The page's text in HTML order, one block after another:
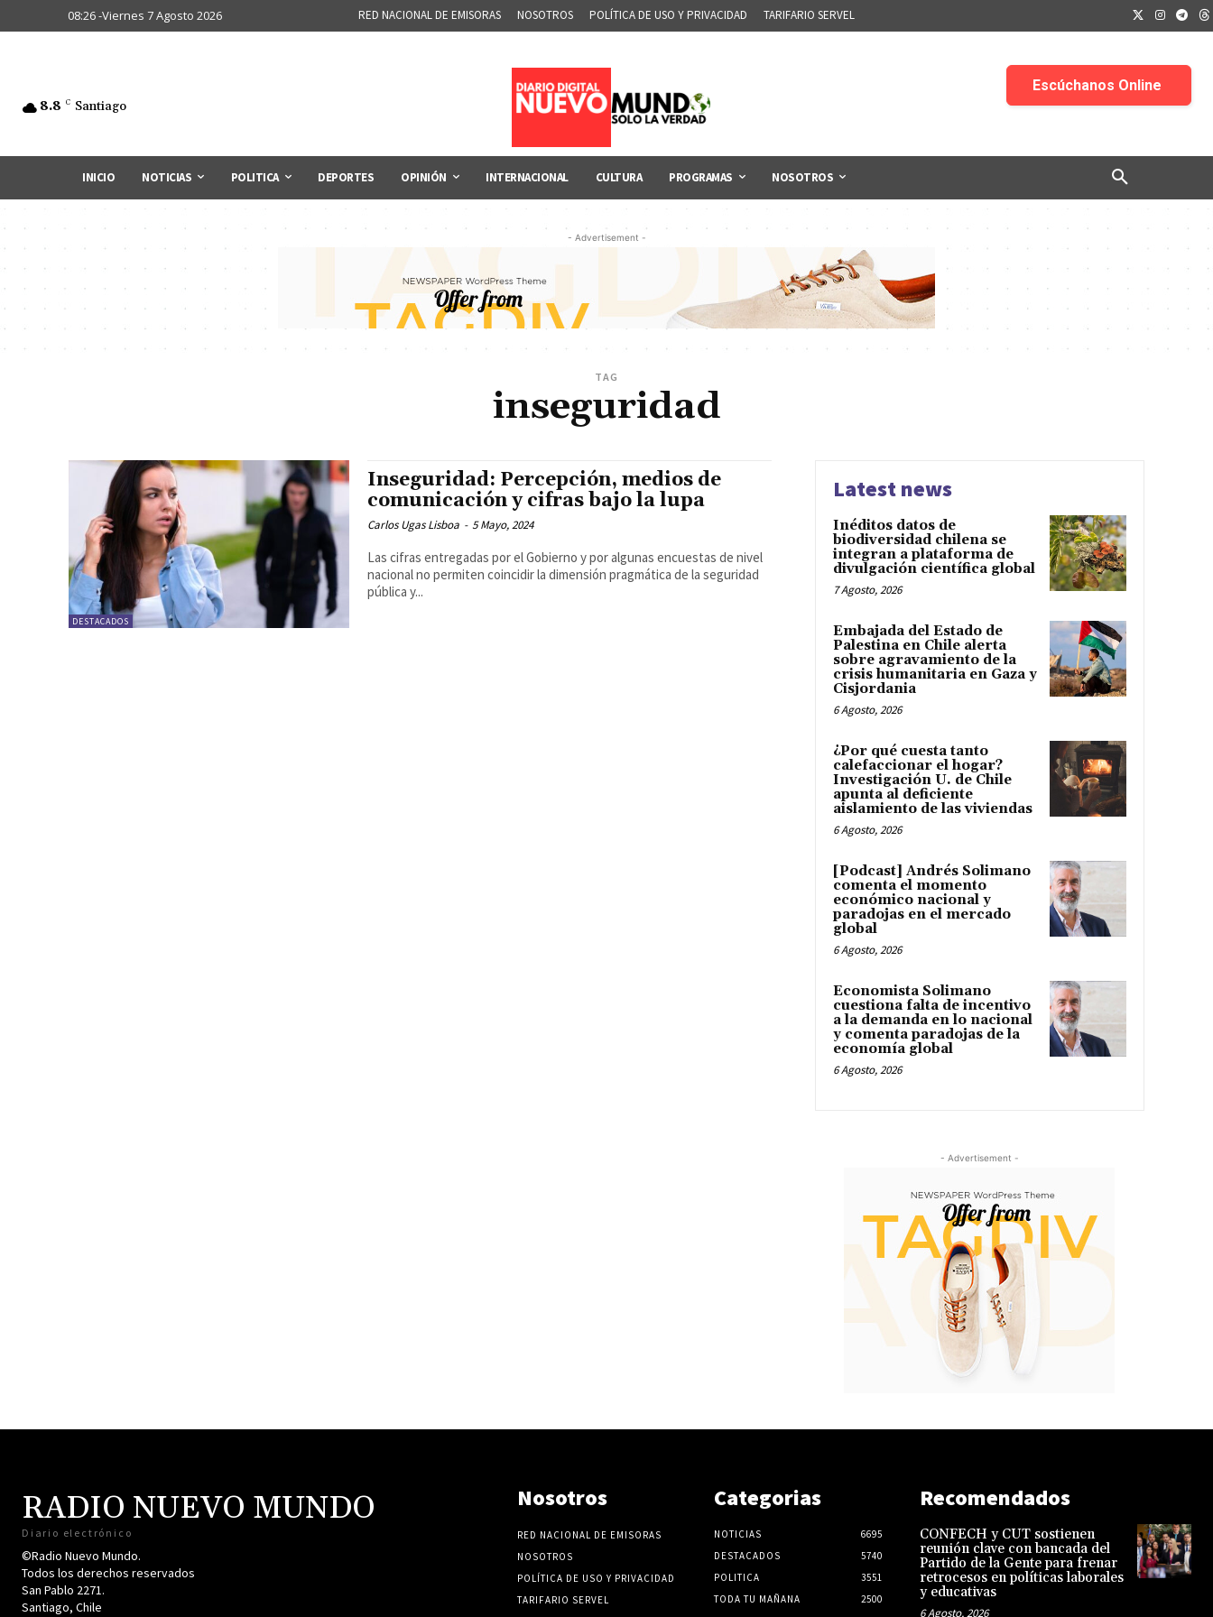
08:26 -Viernes 7 Agosto 2026 RED NACIONAL DE EMISORAS NOSOTROS POLÍTICA DE USO Y PRIVACIDAD TARIFARIO SERVEL
8.8 C Santiago
INICIO NOTICIAS POLITICA DEPORTES OPINIÓN INTERNACIONAL CULTURA PROGRAMAS NOSOTROS
- Advertisement -
TAG
inseguridad
DESTACADOS
Inseguridad: Percepción, medios de
comunicación y cifras bajo la lupa
Carlos Ugas Lisboa - 5 Mayo, 2024
Las cifras entregadas por el Gobierno y por algunas encuestas de nivel
nacional no permiten coincidir la dimensión pragmática de la seguridad
pública y...
Latest news
Inéditos datos de
biodiversidad chilena se
integran a plataforma de
divulgación científica global
7 Agosto, 2026
Embajada del Estado de
Palestina en Chile alerta
sobre agravamiento de la
crisis humanitaria en Gaza y
Cisjordania
6 Agosto, 2026
¿Por qué cuesta tanto
calefaccionar el hogar?
Investigación U. de Chile
apunta al deficiente
aislamiento de las viviendas
6 Agosto, 2026
[Podcast] Andrés Solimano
comenta el momento
económico nacional y
paradojas en el mercado
global
6 Agosto, 2026
Economista Solimano
cuestiona falta de incentivo
a la demanda en lo nacional
y comenta paradojas de la
economía global
6 Agosto, 2026
- Advertisement -
RADIO NUEVO MUNDO
Diario electrónico
©Radio Nuevo Mundo.
Todos los derechos reservados
San Pablo 2271.
Santiago, Chile
Nosotros
RED NACIONAL DE EMISORAS
NOSOTROS
POLÍTICA DE USO Y PRIVACIDAD
TARIFARIO SERVEL
Categorias
NOTICIAS
6695
DESTACADOS
5740
POLITICA
3551
TODA TU MAÑANA
2500
Recomendados
CONFECH y CUT sostienen
reunión clave con bancada del
Partido de la Gente para frenar
retrocesos en políticas laborales
y educativas
6 Agosto, 2026